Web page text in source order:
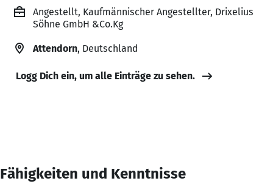
Angestellt, Kaufmännischer Angestellter, Drixelius
Söhne GmbH &Co.Kg
Attendorn, Deutschland
Logg Dich ein, um alle Einträge zu sehen.
Fähigkeiten und Kenntnisse